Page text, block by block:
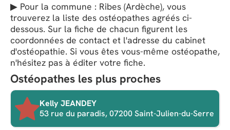
▶ Pour la commune : Ribes (Ardèche), vous
trouverez la liste des ostéopathes agréés ci-
dessous. Sur la fiche de chacun figurent les
coordonnées de contact et l'adresse du cabinet
d'ostéopathie. Si vous êtes vous-même ostéopathe,
n'hésitez pas à éditer votre fiche.
Ostéopathes les plus proches
Kelly JEANDEY
53 rue du paradis, 07200 Saint-Julien-du-Serre